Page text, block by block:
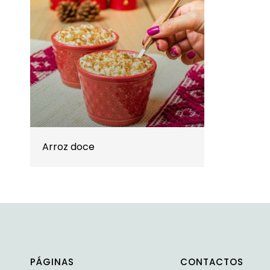
Arroz doce
PÁGINAS CONTACTOS